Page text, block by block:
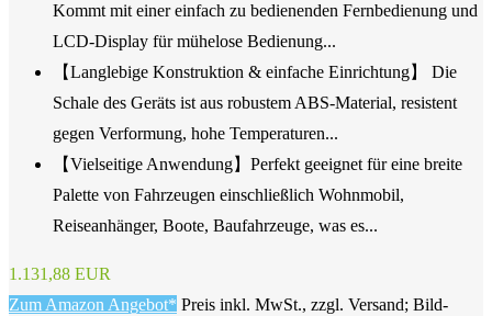
Kommt mit einer einfach zu bedienenden Fernbedienung und
LCD-Display für mühelose Bedienung...
【Langlebige Konstruktion & einfache Einrichtung】 Die
Schale des Geräts ist aus robustem ABS-Material, resistent
gegen Verformung, hohe Temperaturen...
【Vielseitige Anwendung】Perfekt geeignet für eine breite
Palette von Fahrzeugen einschließlich Wohnmobil,
Reiseanhänger, Boote, Baufahrzeuge, was es...
1.131,88 EUR
Zum Amazon Angebot* Preis inkl. MwSt., zzgl. Versand; Bild-